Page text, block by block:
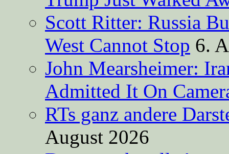
Scott Ritter: Russia
West Cannot Stop 6.
John Mearsheimer:
Admitted It On
RTs ganz andere
August 2026